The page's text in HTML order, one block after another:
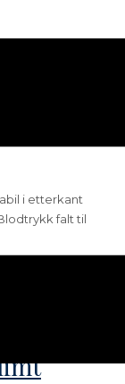
i etterkant
falt til
kvinne